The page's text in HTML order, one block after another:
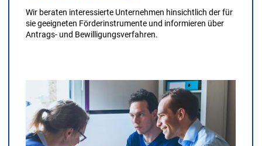
Wir beraten interessierte Unternehmen hinsichtlich der für
sie geeigneten Förderinstrumente und informieren über
Antrags- und Bewilligungsverfahren.